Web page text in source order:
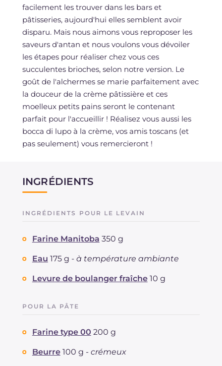
facilement les trouver dans les bars et
pâtisseries, aujourd'hui elles semblent avoir
disparu. Mais nous aimons vous reproposer les
saveurs d'antan et nous voulons vous dévoiler
les étapes pour réaliser chez vous ces
succulentes brioches, selon notre version. Le
goût de l'alchermes se marie parfaitement avec
la douceur de la crème pâtissière et ces
moelleux petits pains seront le contenant
parfait pour l'accueillir ! Réalisez vous aussi les
bocca di lupo à la crème, vos amis toscans (et
pas seulement) vous remercieront !
INGRÉDIENTS
INGRÉDIENTS POUR LE LEVAIN
Farine Manitoba 350 g
Eau 175 g - à température ambiante
Levure de boulanger fraîche 10 g
POUR LA PÂTE
Farine type 00 200 g
Beurre 100 g - crémeux